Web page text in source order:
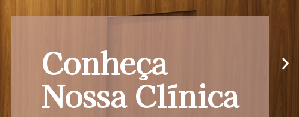
Conheça
Nossa Clínica